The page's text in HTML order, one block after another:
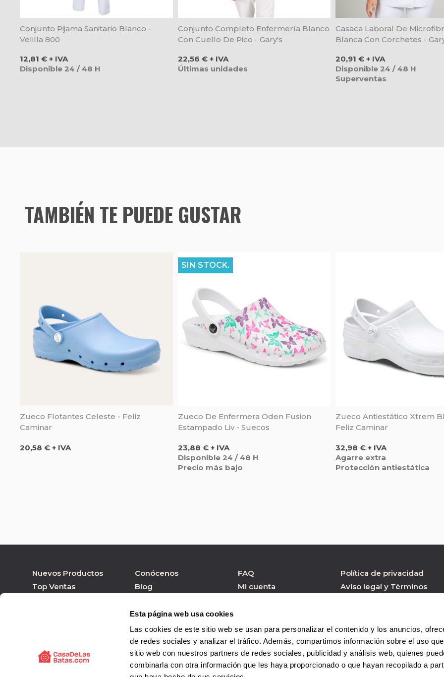
Esta página web usa cookies
Las cookies de este sitio web se usan para personalizar el contenido y los anuncios,
de redes sociales y analizar el tráfico. Además, compartimos información sobre el uso
sitio web con nuestros partners de redes sociales, publicidad y análisis web, quienes
combinarla con otra información que les haya proporcionado o que hayan recopilado a
Conjunto Pijama Sanitario Blanco -
Velilla 800
Precio
12,81 € + IVA
Disponible 24 / 48 H
Conjunto Completo Enfermería Blanco
Con Cuello De Pico - Gary's
Precio
22,56 € + IVA
Últimas unidades
Casaca Laboral De
Blanca Con Corchetes -
Precio
20,91 € + IVA
Disponible 24 / 48 H
Superventas
TAMBIÉN TE PUEDE GUSTAR
Zueco Flotantes Celeste - Feliz
Caminar
Precio
20,58 € + IVA
Zueco De Enfermera Oden Fusion
Estampado Liv - Suecos
Precio
23,88 € + IVA
SIN STOCK.
Disponible 24 / 48 H
Precio más bajo
Zueco Antiestático Xtrem
Feliz Caminar
Precio
32,98 € + IVA
Agarre extra
Protección antiestática
Nuevos Productos
Top Ventas
Conócenos
Blog
Tienda física
FAQ
Mi cuenta
Política de privacidad
Aviso legal y Términos
Compra